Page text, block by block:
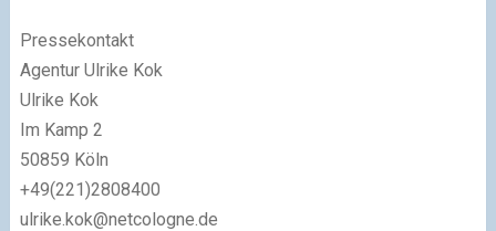
Pressekontakt
Agentur Ulrike Kok
Ulrike Kok
Im Kamp 2
50859 Köln
+49(221)2808400
ulrike.kok@netcologne.de